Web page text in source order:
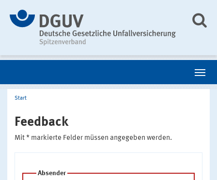
Start
Feedback
Mit * markierte Felder müssen angegeben werden.
Absender